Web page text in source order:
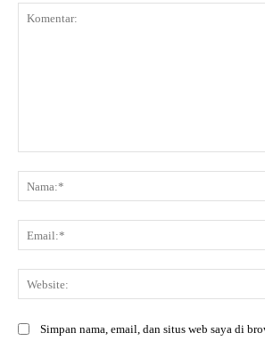
Simpan nama, email, dan situs web saya di